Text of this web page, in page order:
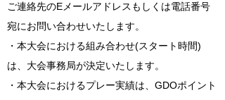
ご連絡先のEメールアドレスもしくは電話番号
宛にお問い合わせいたします。
・本大会における組み合わせ(スタート時間)
は、大会事務局が決定いたします。
・本大会におけるプレー実績は、GDOポイント